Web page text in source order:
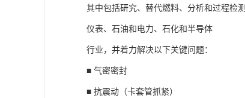
其中包括研究、替代燃料、分析和过程检测
仪表、石油和电力、石化和半导体
行业，并着力解决以下关键问题：
■ 气密密封
■ 抗震动（卡套管抓紧）